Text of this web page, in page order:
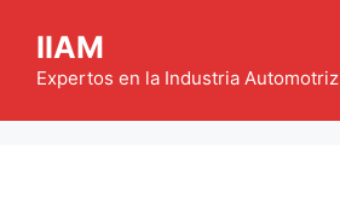
contenido
IIAM
Expertos en la Industria Automotriz